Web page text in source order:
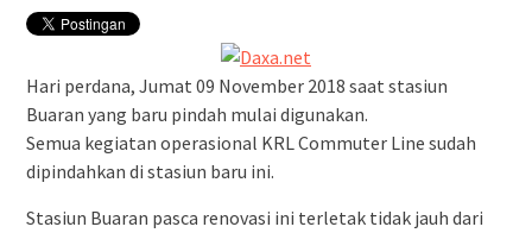
Hari perdana, Jumat 09 November 2018 saat stasiun
Buaran yang baru pindah mulai digunakan.
Semua kegiatan operasional KRL Commuter Line sudah
dipindahkan di stasiun baru ini.
Stasiun Buaran pasca renovasi ini terletak tidak jauh dari